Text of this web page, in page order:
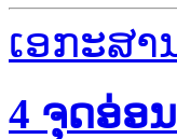
ເອກະສ
4 ຈຸດອ່ອ